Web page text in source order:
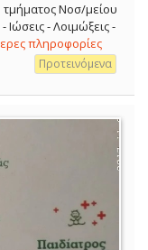
τμήματος Νοσ/μείου
- Λοιμώξεις -
πληροφορίες
Προτεινόμενα